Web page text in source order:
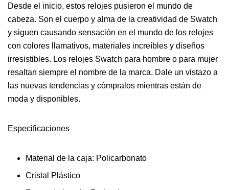
Desde el inicio, estos relojes pusieron el mundo de
cabeza. Son el cuerpo y alma de la creatividad de Swatch
y siguen causando sensación en el mundo de los relojes
con colores llamativos, materiales increíbles y diseños
irresistibles. Los relojes Swatch para hombre o para mujer
resaltan siempre el nombre de la marca. Dale un vistazo a
las nuevas tendencias y cómpralos mientras están de
moda y disponibles.
Especificaciones
Material de la caja: Policarbonato
Cristal Plástico